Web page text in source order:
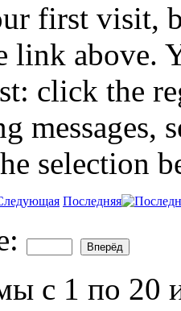
first visit,
link above.
click the
messages,
selection
Последняя
с 1 по 20